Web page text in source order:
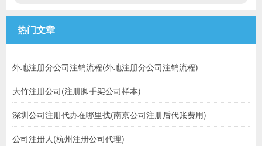
热门文章
外地注册分公司注销流程(外地注册分公司注销流程)
大竹注册公司(注册脚手架公司样本)
深圳公司注册代办在哪里找(南京公司注册后代账费用)
公司注册人(杭州注册公司代理)